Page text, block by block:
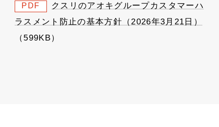
PDF
クスリのアオキグループカスタマーハ
ラスメント防止の基本方針（2026年3月21日）
（599KB）